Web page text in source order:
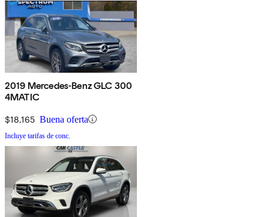
2019 Mercedes-Benz GLC 300
4MATIC
$18,165 Buena oferta
Incluye tarifas de conc.